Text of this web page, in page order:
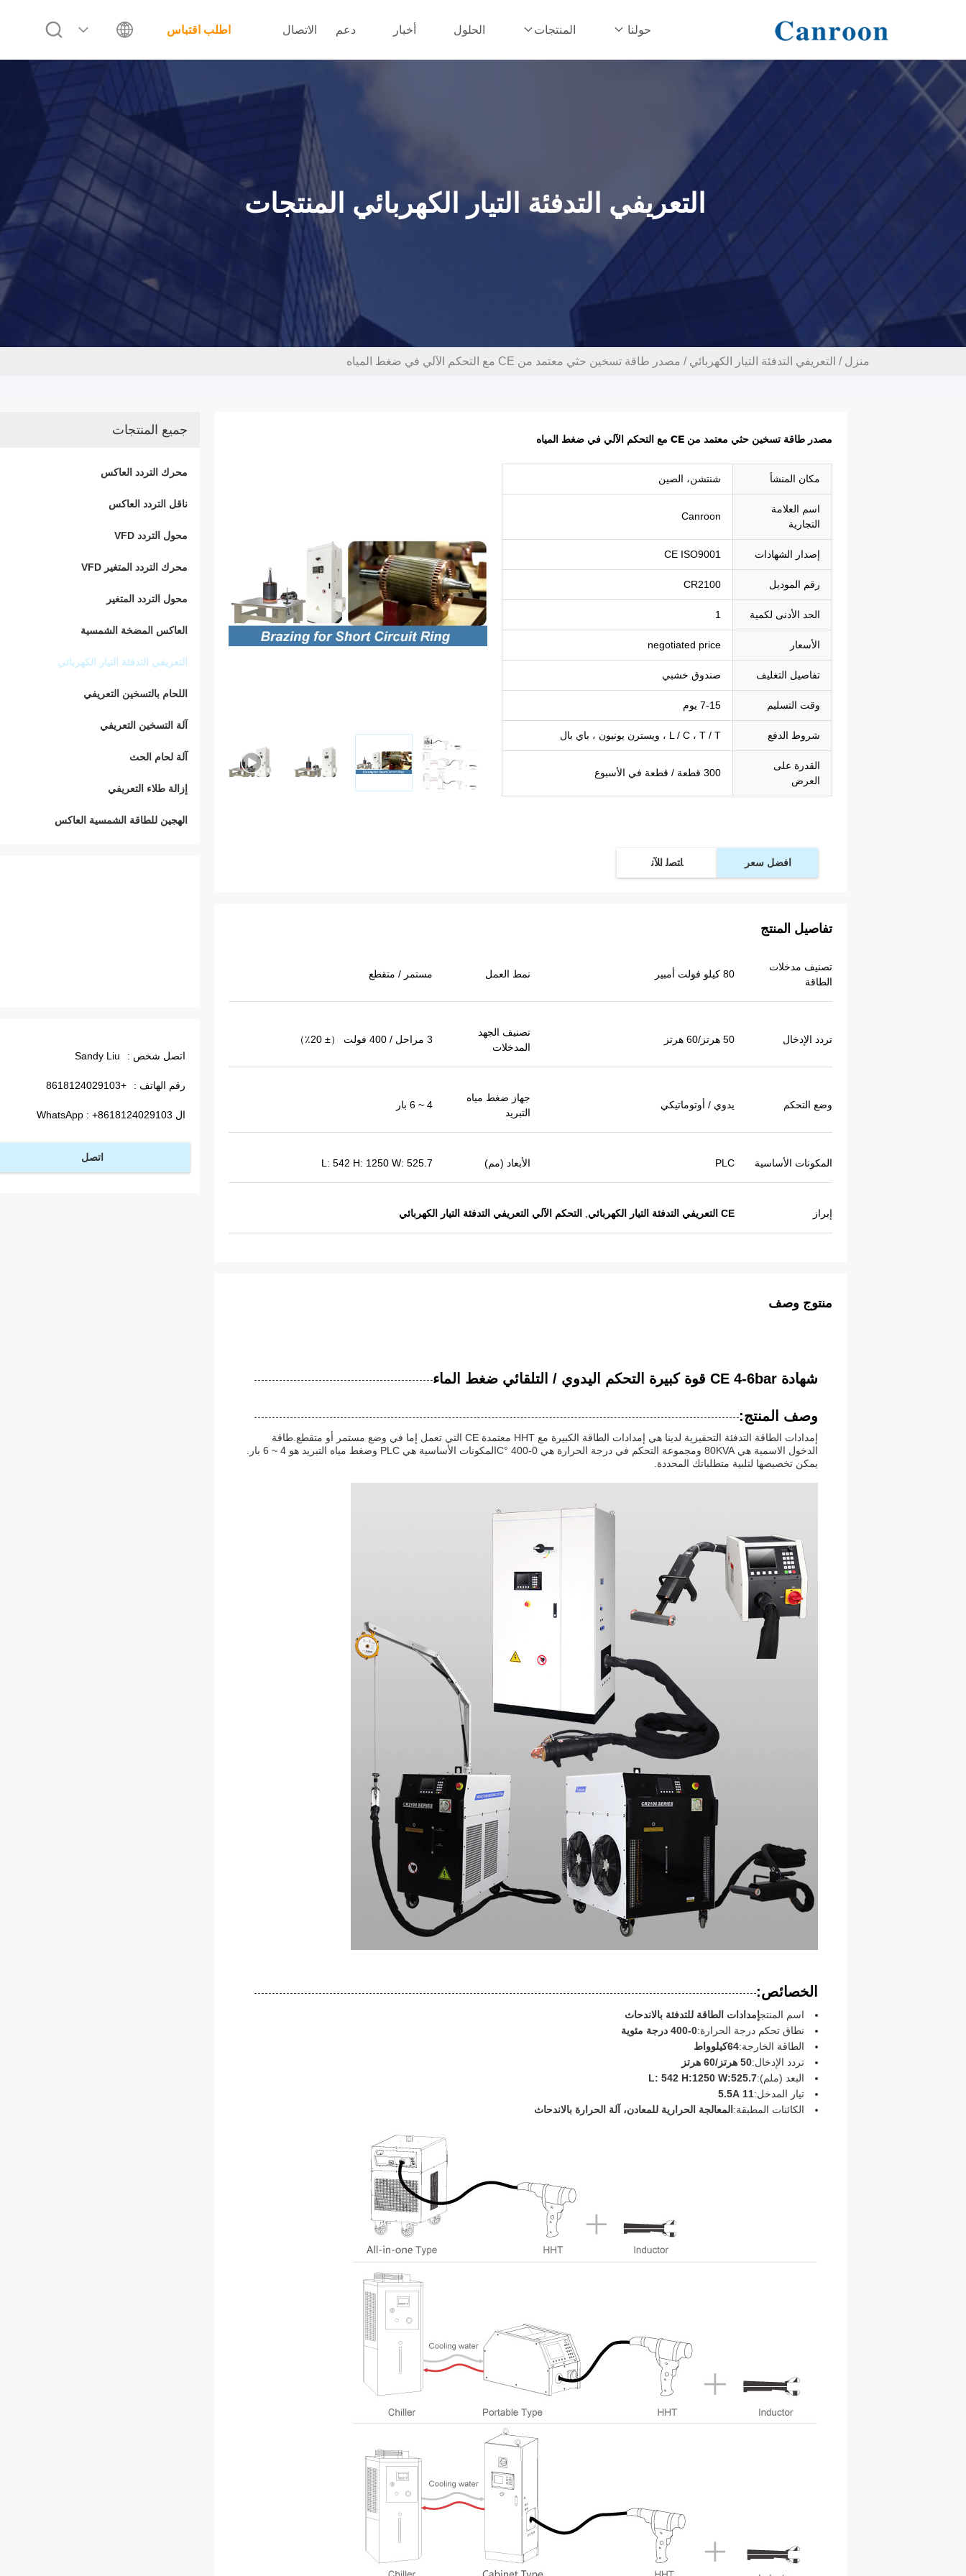
حولنا المنتجات الحلول أخبار دعم الاتصال اطلب اقتباس
التعريفي التدفئة التيار الكهربائي المنتجات
منزل / التعريفي التدفئة التيار الكهربائي / مصدر طاقة تسخين حثي معتمد من CE مع التحكم الآلي في ضغط المياه
جميع المنتجات
محرك التردد العاكس
ناقل التردد العاكس
محول التردد VFD
محرك التردد المتغير VFD
محول التردد المتغير
العاكس المضخة الشمسية
التعريفي التدفئة التيار الكهربائي
اللحام بالتسخين التعريفي
آلة التسخين التعريفي
آلة لحام الحث
إزالة طلاء التعريفي
الهجين للطاقة الشمسية العاكس
اتصل شخص : Sandy Liu
رقم الهاتف : +8618124029103
ال WhatsApp : +8618124029103
اتصل
مصدر طاقة تسخين حثي معتمد من CE مع التحكم الآلي في ضغط المياه
مكان المنشأ شنتشن، الصين
اسم العلامة
التجارية
Canroon
إصدار الشهادات CE ISO9001
رقم الموديل CR2100
الحد الأدنى لكمية 1
الأسعار negotiated price
تفاصيل التغليف صندوق خشبي
وقت التسليم 7-15 يوم
شروط الدفع L / C ، T / T ، ويسترن يونيون ، باي بال
القدرة على
العرض
300 قطعة / قطعة في الأسبوع
افضل سعر ﺎﺘﺼﻟ ﺍﻶﻧ
تفاصيل المنتج
تصنيف مدخلات
الطاقة
80 كيلو فولت أمبير نمط العمل مستمر / متقطع
تردد الإدخال 50 هرتز/60 هرتز
تصنيف الجهد
المدخلات
3 مراحل / 400 فولت （± 20٪）
وضع التحكم يدوي / أوتوماتيكي
جهاز ضغط مياه
التبريد
4 ~ 6 بار
المكونات الأساسية PLC الأبعاد (مم) L: 542 H: 1250 W: 525.7
إبراز CE التعريفي التدفئة التيار الكهربائي التحكم الآلي التعريفي التدفئة التيار الكهربائي
منتوج وصف
شهادة CE 4-6bar قوة كبيرة التحكم اليدوي / التلقائي ضغط الماء
وصف المنتج:
إمدادات الطاقة التدفئة التحفيزية لدينا هي إمدادات الطاقة الكبيرة مع HHT معتمدة CE التي تعمل إما في وضع مستمر أو متقطع.طاقة
الدخول الاسمية هي 80KVA ومجموعة التحكم في درجة الحرارة هي 0-400 °Cالمكونات الأساسية هي PLC وضغط مياه التبريد هو 4 ~ 6 بار.
يمكن تخصيصها لتلبية متطلباتك المحددة.
الخصائص:
اسم المنتجإمدادات الطاقة للتدفئة بالاندحاث
نطاق تحكم درجة الحرارة:0-400 درجة مئوية
الطاقة الخارجة:64كيلوواط
تردد الإدخال:50 هرتز/60 هرتز
البعد (ملم):L: 542 H:1250 W:525.7
تيار المدخل:11 5.5A
الكائنات المطبقة: المعالجة الحرارية للمعادن، آلة الحرارة بالاندحاث